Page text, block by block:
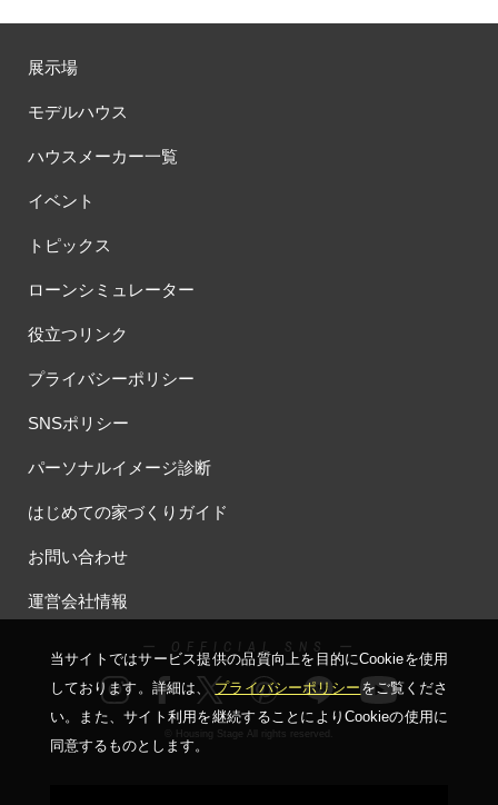
展示場
モデルハウス
ハウスメーカー一覧
イベント
トピックス
ローンシミュレーター
役立つリンク
プライバシーポリシー
SNSポリシー
パーソナルイメージ診断
はじめての家づくりガイド
お問い合わせ
運営会社情報
ー OFFICIAL SNS ー
© Housing Stage All rights reserved.
当サイトではサービス提供の品質向上を⽬的にCookieを使⽤
しております。詳細は、プライバシーポリシーをご覧くださ
い。
また、サイト利⽤を継続することによりCookieの使⽤に
同意するものとします。